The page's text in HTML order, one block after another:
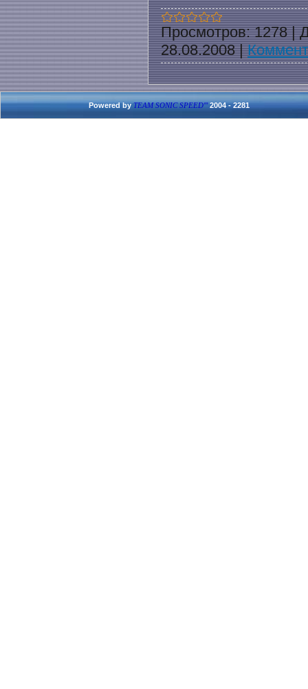
Просмотров: 1278 |
28.08.2008 |
Powered byTEAM SONIC SPEED'''2004 - 2281